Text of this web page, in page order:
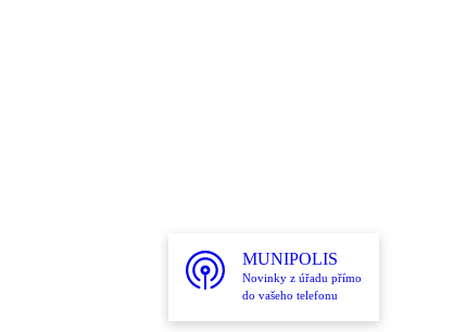
MUNIPOLIS
Novinky z úřadu přímo
do vašeho telefonu